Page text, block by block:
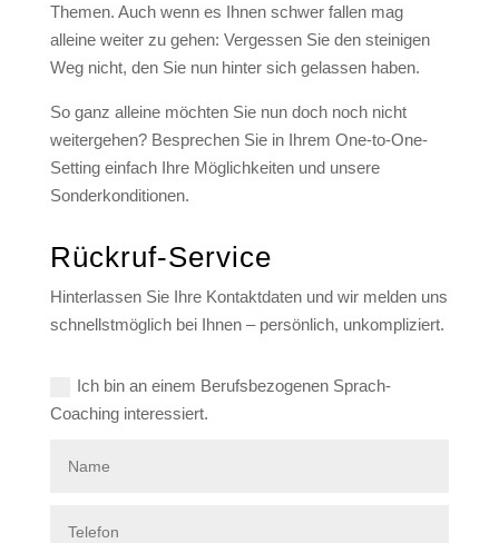
Themen. Auch wenn es Ihnen schwer fallen mag
alleine weiter zu gehen: Vergessen Sie den steinigen
Weg nicht, den Sie nun hinter sich gelassen haben.
So ganz alleine möchten Sie nun doch noch nicht
weitergehen? Besprechen Sie in Ihrem One-to-One-
Setting einfach Ihre Möglichkeiten und unsere
Sonderkonditionen.
Rückruf-Service
Hinterlassen Sie Ihre Kontaktdaten und wir melden uns
schnellstmöglich bei Ihnen – persönlich, unkompliziert.
Ich bin an einem Berufsbezogenen Sprach-
Coaching interessiert.